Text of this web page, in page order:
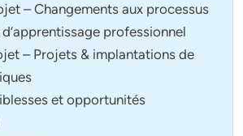
– Changements aux processus
professionnel
– Projets & implantations de
et opportunités